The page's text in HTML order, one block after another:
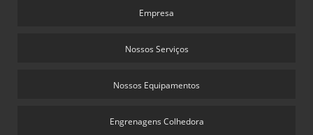
Empresa
Nossos Serviços
Nossos Equipamentos
Engrenagens Colhedora